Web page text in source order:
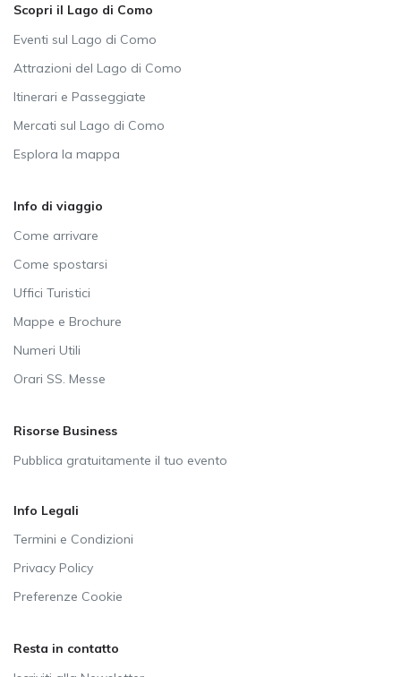
Scopri il Lago di Como
Eventi sul Lago di Como
Attrazioni del Lago di Como
Itinerari e Passeggiate
Mercati sul Lago di Como
Esplora la mappa
Info di viaggio
Come arrivare
Come spostarsi
Uffici Turistici
Mappe e Brochure
Numeri Utili
Orari SS. Messe
Risorse Business
Pubblica gratuitamente il tuo evento
Info Legali
Termini e Condizioni
Privacy Policy
Preferenze Cookie
Resta in contatto